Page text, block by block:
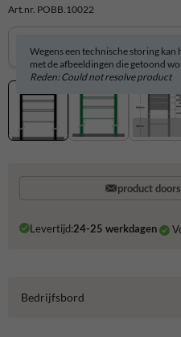
Art.nr. POBB.10022
Wegens een technische storing
met de afbeeldingen die getoond
Reden: Could not resolve product
product
Levertijd:24-25 werkdagen
Bedrijfsbord